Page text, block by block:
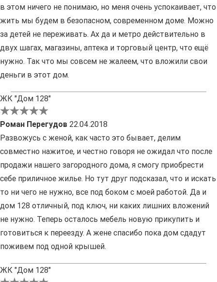
в этом ничего не понимаю, но меня очень успокаивает, что
жить мы будем в безопасном, современном доме. Можно
за детей не переживать. Ах да и метро действительно в
двух шагах, магазины, аптека и торговый центр, что ещё
нужно. Так что мы совсем не жалеем, что вложили свои
деньги в этот дом.
ЖК "Дом 128"
Роман Перегудов 22.04.2018
Развожусь с женой, как часто это бывает, делим
совместно нажитое, и честно говоря не ожидал что после
продажи нашего загородного дома, я смогу приобрести
себе приличное жилье. Но тут друг подсказал, что и искать
то ни чего не нужно, все под боком с моей работой. Да и
дом 128 отличный, под ключ, ни каких лишних вложений
не нужно. Теперь осталось мебель новую прикупить и
готовиться к переезду. А жене спасибо пока дом сдадут
поживем под одной крышей.
ЖК "Дом 128"